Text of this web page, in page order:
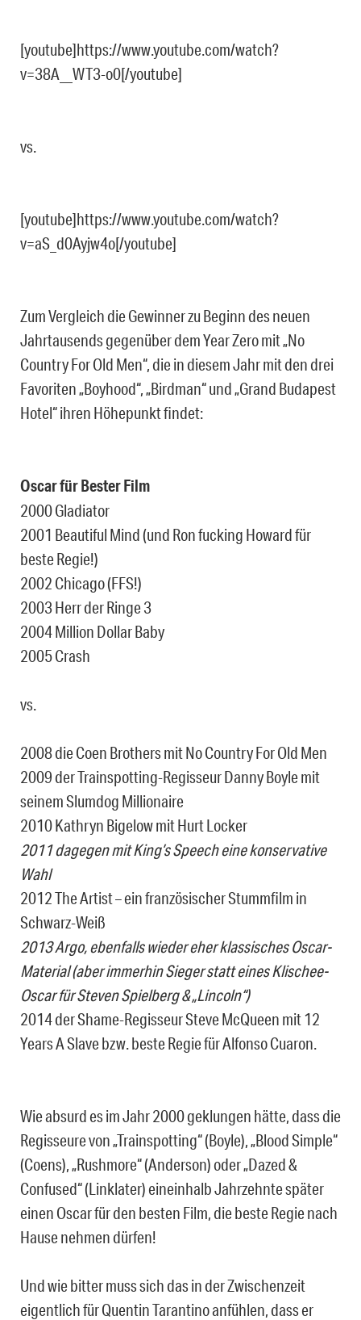
[youtube]https://www.youtube.com/watch?
v=38A__WT3-o0[/youtube]
vs.
[youtube]https://www.youtube.com/watch?
v=aS_d0Ayjw4o[/youtube]
Zum Vergleich die Gewinner zu Beginn des neuen
Jahrtausends gegenüber dem Year Zero mit „No
Country For Old Men“, die in diesem Jahr mit den drei
Favoriten „Boyhood“, „Birdman“ und „Grand Budapest
Hotel“ ihren Höhepunkt findet:
Oscar für Bester Film
2000 Gladiator
2001 Beautiful Mind (und Ron fucking Howard für
beste Regie!)
2002 Chicago (FFS!)
2003 Herr der Ringe 3
2004 Million Dollar Baby
2005 Crash
vs.
2008 die Coen Brothers mit No Country For Old Men
2009 der Trainspotting-Regisseur Danny Boyle mit
seinem Slumdog Millionaire
2010 Kathryn Bigelow mit Hurt Locker
2011 dagegen mit King’s Speech eine konservative
Wahl
2012 The Artist – ein französischer Stummfilm in
Schwarz-Weiß
2013 Argo, ebenfalls wieder eher klassisches Oscar-
Material (aber immerhin Sieger statt eines Klischee-
Oscar für Steven Spielberg & „Lincoln“)
2014 der Shame-Regisseur Steve McQueen mit 12
Years A Slave bzw. beste Regie für Alfonso Cuaron.
Wie absurd es im Jahr 2000 geklungen hätte, dass die
Regisseure von „Trainspotting“ (Boyle), „Blood Simple“
(Coens), „Rushmore“ (Anderson) oder „Dazed &
Confused“ (Linklater) eineinhalb Jahrzehnte später
einen Oscar für den besten Film, die beste Regie nach
Hause nehmen dürfen!
Und wie bitter muss sich das in der Zwischenzeit
eigentlich für Quentin Tarantino anfühlen, dass er